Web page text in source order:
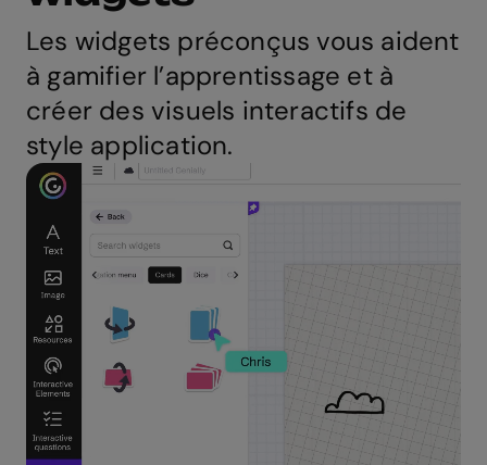
Les widgets préconçus vous aident
à gamifier l’apprentissage et à
créer des visuels interactifs de
style application.